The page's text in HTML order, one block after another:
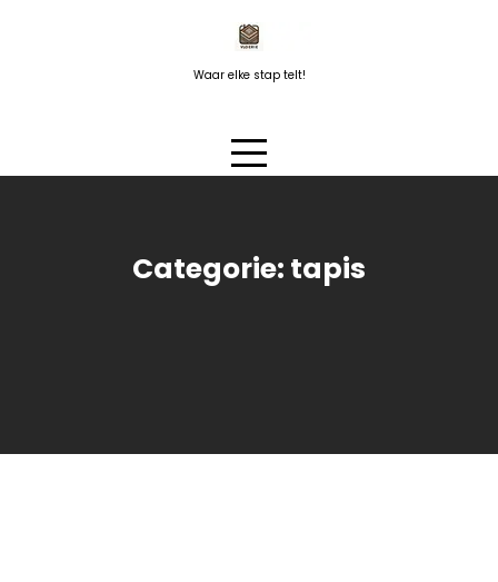
Waar elke stap telt!
Categorie: tapis